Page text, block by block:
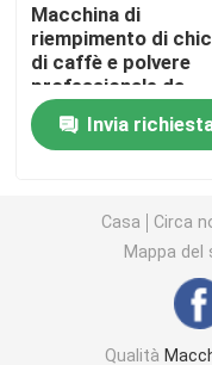
Macchine per la
Prodotti per la
Cuscinetti a rulli
Macchina di
riempimento di
di caffè e polvere
professionale da
200W
Invia
Casa Circa
Mappa del
Qualità